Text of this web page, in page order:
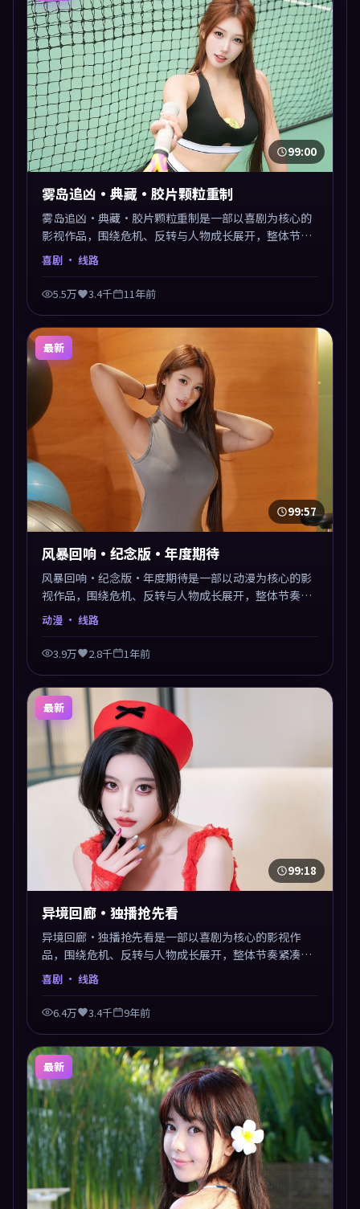
99:00
雾岛追凶·典藏·胶片颗粒重制
雾岛追凶·典藏·胶片颗粒重制是一部以喜剧为核心的
影视作品，围绕危机、反转与人物成长展开，整体节奏
紧凑，值得推荐观看。
喜剧 · 线路
5.5万 3.4千 11年前
最新
99:57
风暴回响·纪念版·年度期待
风暴回响·纪念版·年度期待是一部以动漫为核心的影
视作品，围绕危机、反转与人物成长展开，整体节奏紧
凑，值得推荐观看。
动漫 · 线路
3.9万 2.8千 1年前
最新
99:18
异境回廊·独播抢先看
异境回廊·独播抢先看是一部以喜剧为核心的影视作
品，围绕危机、反转与人物成长展开，整体节奏紧凑，
值得推荐观看。
喜剧 · 线路
6.4万 3.4千 9年前
最新